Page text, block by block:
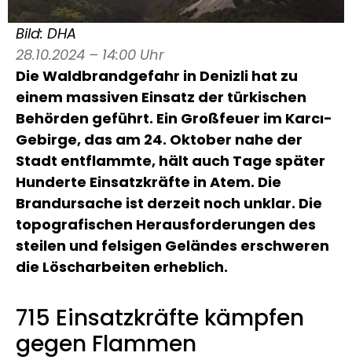
Bild: DHA
28.10.2024 – 14:00 Uhr
Die Waldbrandgefahr in Denizli hat zu
einem massiven Einsatz der türkischen
Behörden geführt. Ein Großfeuer im Karcı-
Gebirge, das am 24. Oktober nahe der
Stadt entflammte, hält auch Tage später
Hunderte Einsatzkräfte in Atem. Die
Brandursache ist derzeit noch unklar. Die
topografischen Herausforderungen des
steilen und felsigen Geländes erschweren
die Löscharbeiten erheblich.
715 Einsatzkräfte kämpfen
gegen Flammen